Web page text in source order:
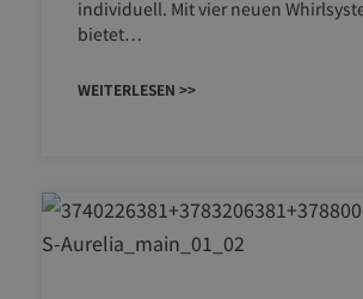
individuell. Mit vier neuen
bietet…
WEITERLESEN >>